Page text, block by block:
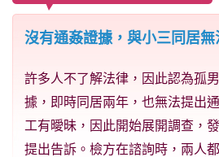
沒有通姦證據，與小三同居無
許多人不了解法律，因此認為孤
據，即時同居兩年，也無法提出
工有曖昧，因此開始展開調查，
提出告訴。檢方在諮詢時，兩人